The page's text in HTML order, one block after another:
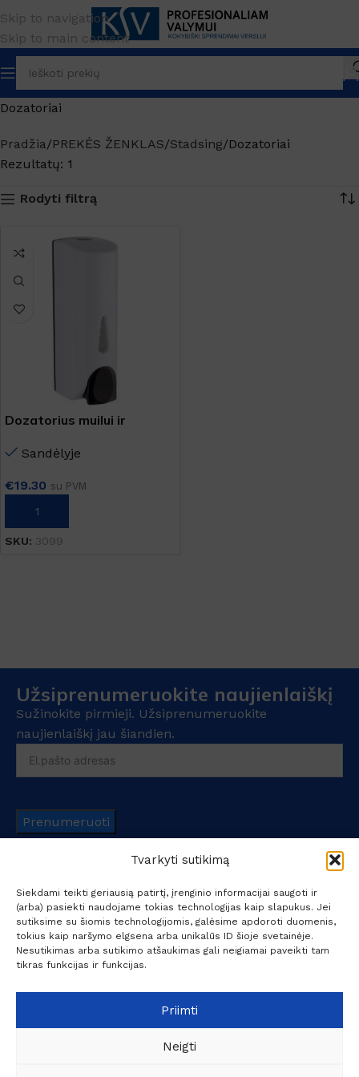
Tvarkyti sutikimą
Siekdami teikti geriausią patirtį, įrenginio informacijai saugoti ir
(arba) pasiekti naudojame tokias technologijas kaip slapukus. Jei
sutiksime su šiomis technologijomis, galėsime apdoroti duomenis,
tokius kaip naršymo elgsena arba unikalūs ID šioje svetainėje.
Nesutikimas arba sutikimo atšaukimas gali neigiamai paveikti tam
tikras funkcijas ir funkcijas.
Priimti
Neigti
Skip to navigation
Skip to main content
Dozatoriai
Pradžia PREKĖS ŽENKLAS Stadsing Dozatoriai
Rezultatų: 1
Rodyti filtrą
Dozatorius muilui ir
Sandėlyje
€19.30 su PVM
Į KREPŠELĮ
SKU: 3099
Užsiprenumeruokite naujienlaiškį
Sužinokite pirmieji. Užsiprenumeruokite
naujienlaiškį jau šiandien.
Prenumeruoti
UAB "Kokybiški sprendimai verslui" - specializuojasi
profesionalių koncentruotų cheminių valymo priemonių,
info@ksv.lt